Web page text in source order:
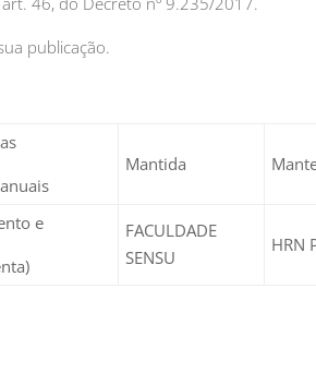
publicação.
Mantida
e
FACULDADE
SENSU
HRN